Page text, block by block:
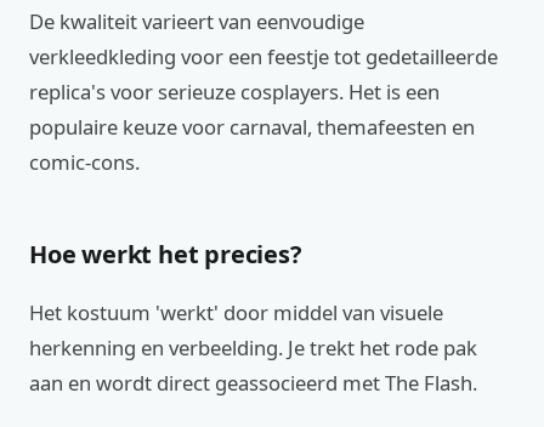
De kwaliteit varieert van eenvoudige
verkleedkleding voor een feestje tot gedetailleerde
replica's voor serieuze cosplayers. Het is een
populaire keuze voor carnaval, themafeesten en
comic-cons.
Hoe werkt het precies?
Het kostuum 'werkt' door middel van visuele
herkenning en verbeelding. Je trekt het rode pak
aan en wordt direct geassocieerd met The Flash.